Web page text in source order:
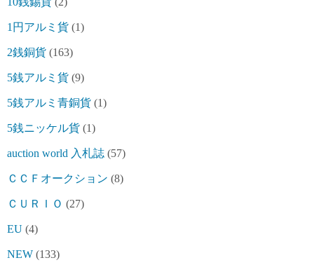
1円アルミ貨 (1)
2銭銅貨 (163)
5銭アルミ貨 (9)
5銭アルミ青銅貨 (1)
5銭ニッケル貨 (1)
auction world 入札誌 (57)
ＣＣＦオークション (8)
ＣＵＲＩＯ (27)
EU (4)
NEW (133)